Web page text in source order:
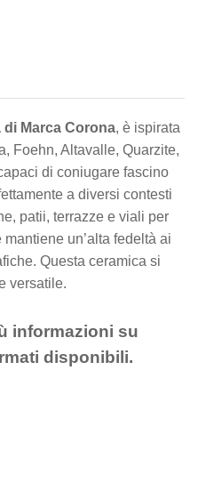
di Marca Corona, è ispirata
Foehn, Altavalle, Quarzite,
di coniugare fascino
a diversi contesti
patii, terrazze e viali per
un’alta fedeltà ai
Questa ceramica si
versatile.
informazioni su
disponibili.